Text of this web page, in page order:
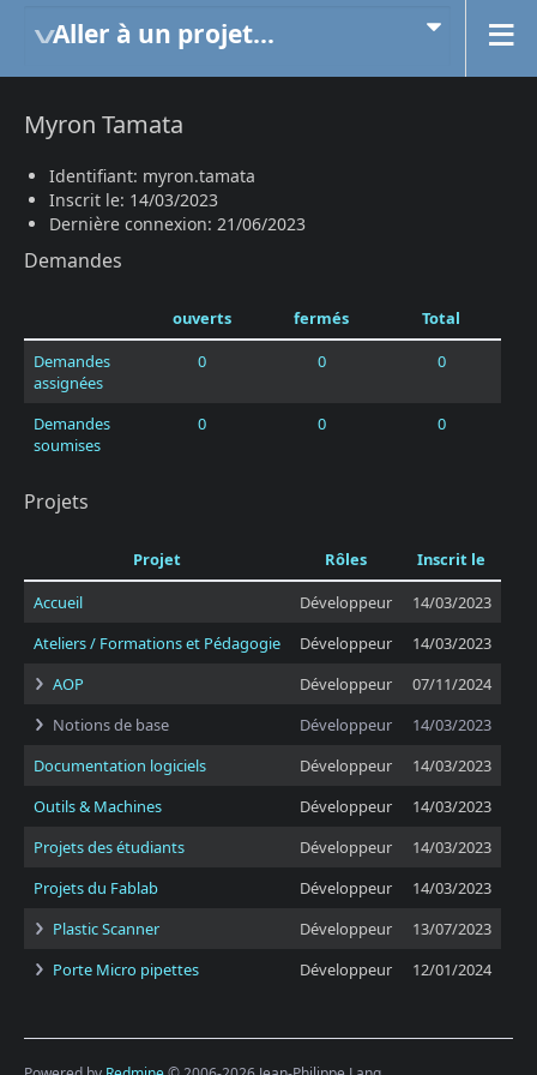
Aller à un projet...
Myron Tamata
Identifiant: myron.tamata
Inscrit le: 14/03/2023
Dernière connexion: 21/06/2023
Demandes
ouverts fermés
Total
Demandes
assignées
0 0 0
Demandes
soumises
0 0 0
Projets
Projet Rôles
Inscrit le
Accueil
Développeur
14/03/2023
Ateliers / Formations et Pédagogie
Développeur
14/03/2023
AOP
Développeur
07/11/2024
Notions de base
Développeur
14/03/2023
Documentation logiciels
Développeur
14/03/2023
Outils & Machines
Développeur
14/03/2023
Projets des étudiants
Développeur
14/03/2023
Projets du Fablab
Développeur
14/03/2023
Plastic Scanner
Développeur
13/07/2023
Porte Micro pipettes
Développeur 12/01/2024